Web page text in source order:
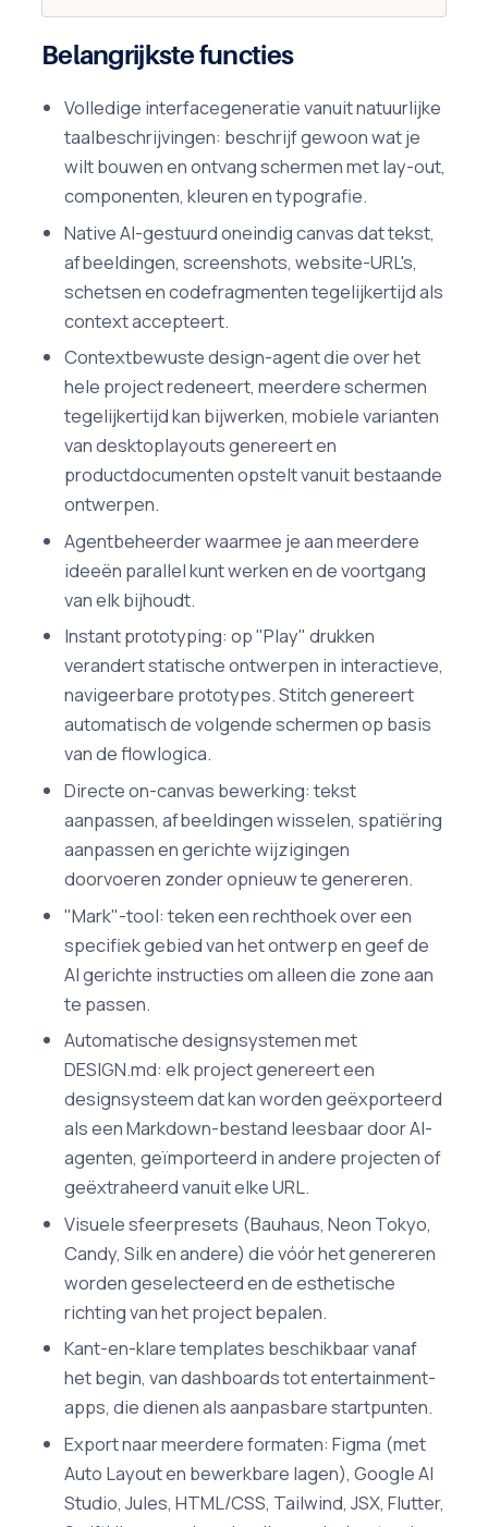
Belangrijkste functies
Volledige interfacegeneratie vanuit natuurlijke
taalbeschrijvingen: beschrijf gewoon wat je
wilt bouwen en ontvang schermen met lay-out,
componenten, kleuren en typografie.
Native AI-gestuurd oneindig canvas dat tekst,
afbeeldingen, screenshots, website-URL's,
schetsen en codefragmenten tegelijkertijd als
context accepteert.
Contextbewuste design-agent die over het
hele project redeneert, meerdere schermen
tegelijkertijd kan bijwerken, mobiele varianten
van desktoplayouts genereert en
productdocumenten opstelt vanuit bestaande
ontwerpen.
Agentbeheerder waarmee je aan meerdere
ideeën parallel kunt werken en de voortgang
van elk bijhoudt.
Instant prototyping: op "Play" drukken
verandert statische ontwerpen in interactieve,
navigeerbare prototypes. Stitch genereert
automatisch de volgende schermen op basis
van de flowlogica.
Directe on-canvas bewerking: tekst
aanpassen, afbeeldingen wisselen, spatiëring
aanpassen en gerichte wijzigingen
doorvoeren zonder opnieuw te genereren.
"Mark"-tool: teken een rechthoek over een
specifiek gebied van het ontwerp en geef de
AI gerichte instructies om alleen die zone aan
te passen.
Automatische designsystemen met
DESIGN.md: elk project genereert een
designsysteem dat kan worden geëxporteerd
als een Markdown-bestand leesbaar door AI-
agenten, geïmporteerd in andere projecten of
geëxtraheerd vanuit elke URL.
Visuele sfeerpresets (Bauhaus, Neon Tokyo,
Candy, Silk en andere) die vóór het genereren
worden geselecteerd en de esthetische
richting van het project bepalen.
Kant-en-klare templates beschikbaar vanaf
het begin, van dashboards tot entertainment-
apps, die dienen als aanpasbare startpunten.
Export naar meerdere formaten: Figma (met
Auto Layout en bewerkbare lagen), Google AI
Studio, Jules, HTML/CSS, Tailwind, JSX, Flutter,